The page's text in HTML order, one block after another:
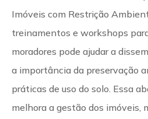
Imóveis com Restrição
treinamentos e workshops
moradores pode ajudar a
a importância da preservação
práticas de uso do solo. Essa
melhora a gestão dos imóveis,